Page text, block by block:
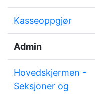
Kasseoppgjør
Admin
Hovedskjermen -
Seksjoner og